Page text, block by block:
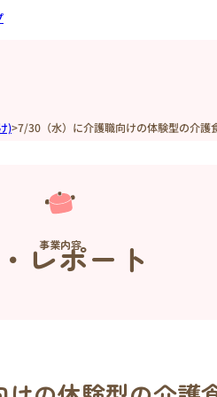
事業内容
)>7/30（水）に介護職向けの体験型の介護
レポート